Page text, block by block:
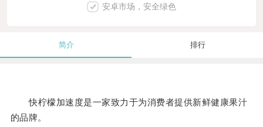
安卓市场，安全绿色
简介 排行
快柠檬加速度是一家致力于为消费者提供新鲜健康果汁
的品牌。